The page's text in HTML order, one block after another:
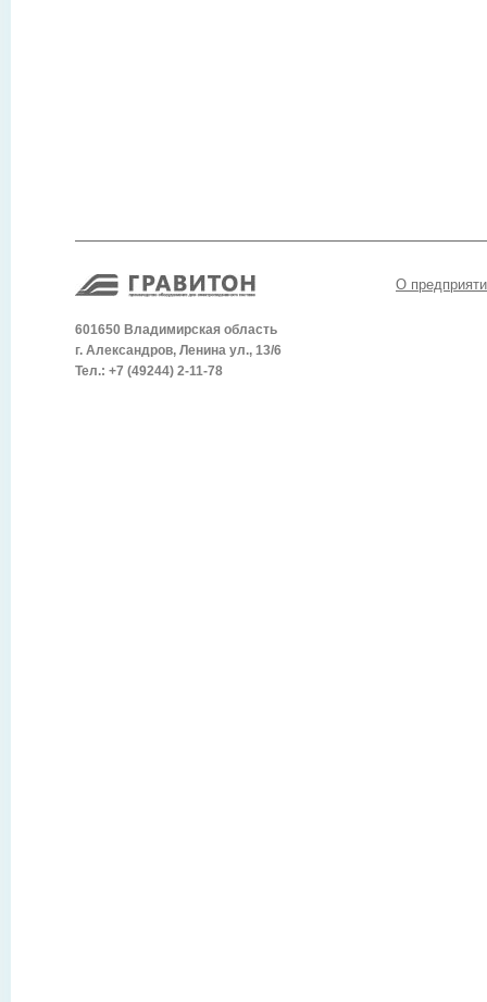
601650 Владимирская область
г. Александров, Ленина ул., 13/6
Тел.: +7 (49244) 2-11-78
О